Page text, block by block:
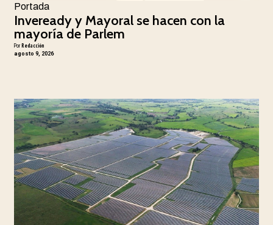
Portada
Inveready y Mayoral se hacen con la
mayoría de Parlem
Por Redacción
agosto 9, 2026